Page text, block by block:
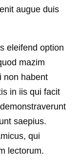
augue duis
eleifend option
mazim
non habent
in iis qui facit
saepius.
qui
lectorum.